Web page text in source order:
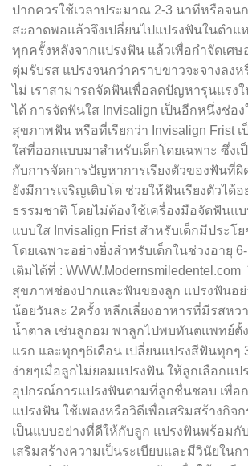
ปากควรใช้เวลาประมาณ 2-3 นาทีหรือจน
สะอาดพอแล้วจึงเปลี่ยนไปแปรงฟันในตำแ
ทุกครั้งหลังจากแปรงฟัน แล้วเพื่อกำจัดเศ
ตุ่มรับรส แปรงจนกว่าคราบขาวจะจางลง
ไม่ เราสามารถจัดฟันเพื่อลดปัญหารุนแรง
ได้ การจัดฟันใส Invisalign เป็นอีกหนึ่งช่อ
สุขภาพฟัน หรือที่เรียกว่า Invisalign Frist
ใสที่ออกแบบมาสำหรับเด็กโดยเฉพาะ ซึ่งเ
กับการจัดการปัญหาการเรียงตัวของฟันที่ผิ
ยังมีการเจริญเติบโต ช่วยให้ฟันเรียงตัวได้
ธรรมชาติ โดยไม่ต้องใช้เครื่องมือจัดฟันแ
แบบใส Invisalign Frist สำหรับเด็กมีประโ
โดยเฉพาะอย่างยิ่งสำหรับเด็กในช่วงอายุ
เติมได้ที่ :
สุขภาพช่องปากและฟันของลูก แปรงฟันอย่
น้อยวันละ 2ครั้ง หลีกเลี่ยงอาหารที่มีรสห
น้ำตาล เช่นลูกอม พาลูกไปพบทันตแพทย์ตั้
แรก และทุกๆ6เดือน เปลี่ยนแปรงสีฟันทุกๆ
ง่ายๆเมื่อลูกไม่ยอมแปรงฟัน ให้ลูกเลือกแป
อุปกรณ์การแปรงฟันตามที่ลูกชื่นชอบ เพื่อก
แปรงฟัน ใช้เพลงหรือวิดีเพื่อเสริมสร้างกิจ
เป็นแบบอย่างที่ดีให้กับลูก แปรงฟันพร้อมกั
เสริมสร้างความเป็นระเบียบและมีวินัยใน